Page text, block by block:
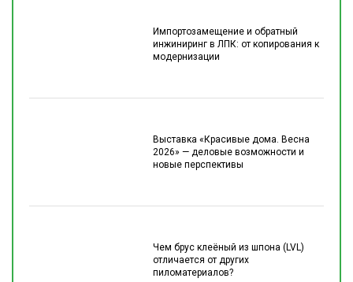
Импортозамещение и обратный
инжиниринг в ЛПК: от копирования к
модернизации
Выставка «Красивые дома. Весна
2026» — деловые возможности и
новые перспективы
Чем брус клеёный из шпона (LVL)
отличается от других
пиломатериалов?